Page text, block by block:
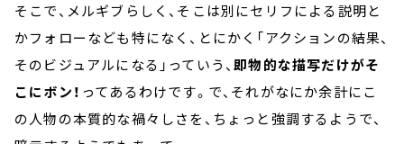
そこで、メルギブらしく、そこは別にセリフによる説明と
かフォローなども特になく、とにかく「アクションの結果、
そのビジュアルになる」っていう、即物的な描写だけがそ
こにボン！ ってあるわけです。で、それがなにか余計にこ
の人物の本質的な禍々しさを、ちょっと強調するようで、